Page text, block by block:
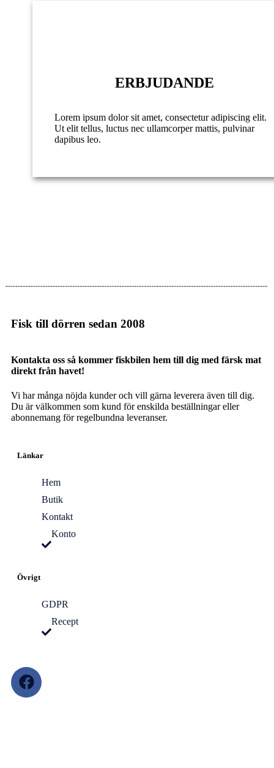
ERBJUDANDE
Lorem ipsum dolor sit amet, consectetur adipiscing elit.
Ut elit tellus, luctus nec ullamcorper mattis, pulvinar
dapibus leo.
Fisk till dörren sedan 2008
Kontakta oss så kommer fiskbilen hem till dig med färsk mat
direkt från havet!
Vi har många nöjda kunder och vill gärna leverera även till dig.
Du är välkommen som kund för enskilda beställningar eller
abonnemang för regelbundna leveranser.
Länkar
Hem
Butik
Kontakt
Konto
Övrigt
GDPR
Recept